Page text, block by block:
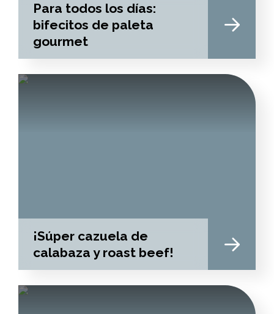
Para todos los días:
bifecitos de paleta
gourmet
¡Súper cazuela de
calabaza y roast beef!